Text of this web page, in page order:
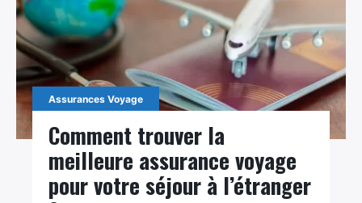
Assurances Voyage
Comment trouver la
meilleure assurance voyage
pour votre séjour à l’étranger